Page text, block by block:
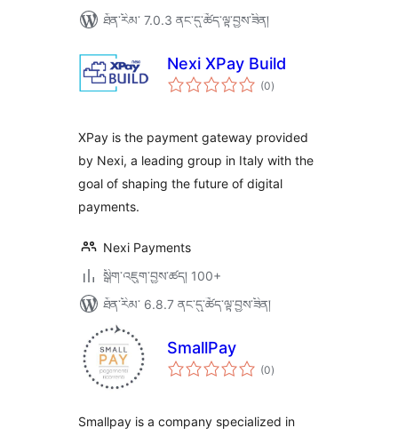
ཐོན་རིམ་ 7.0.3 ནང་དུ་ཚོད་ལྟ་བྱས་ཟིན།
Nexi XPay Build
(0གདེང་
འཇོག་
)
XPay is the payment gateway provided
by Nexi, a leading group in Italy with the
goal of shaping the future of digital
payments.
Nexi Payments
སྒྲིག་འཇུག་བྱས་ཚད། 100+
ཐོན་རིམ་ 6.8.7 ནང་དུ་ཚོད་ལྟ་བྱས་ཟིན།
SmallPay
(0གདེང་
འཇོག་
)
Smallpay is a company specialized in